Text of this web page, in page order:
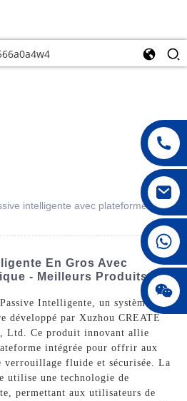
008615396811719
intelligente avec plateforme
En Gros Avec
- Meilleurs Produits
Intelligente, un système de
développé par Xuzhou CREATE
Ltd. Ce produit innovant allie
intégrée pour offrir aux
verrouillage fluide et sécurisée. La
utilise une technologie de
permettant aux utilisateurs de